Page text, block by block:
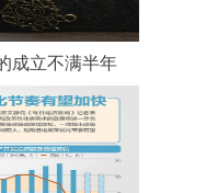
成立不满半年